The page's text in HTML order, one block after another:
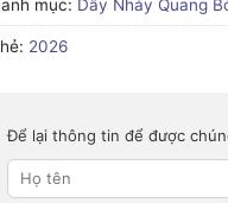
mục: Dây Nhảy Quang
2026
Để lại thông tin để được